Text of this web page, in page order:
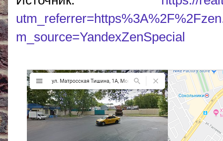
m_source=YandexZenSpecial